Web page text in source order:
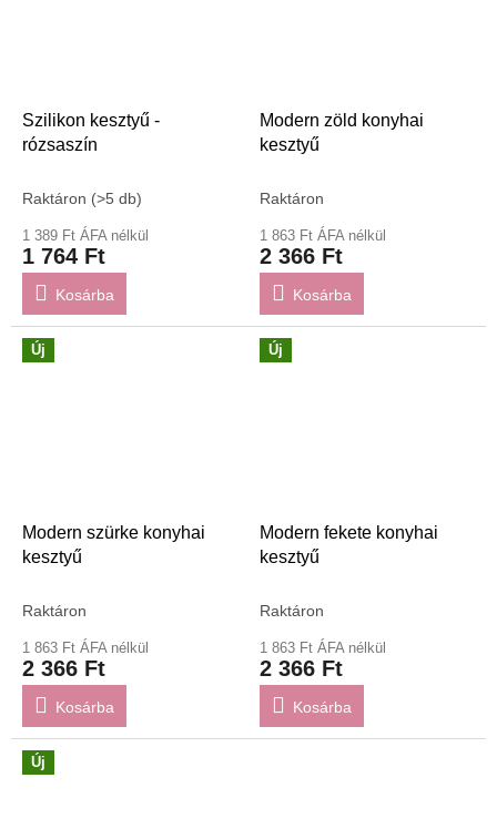
Szilikon kesztyű -
rózsaszín
Raktáron (>5 db)
1 389 Ft ÁFA nélkül
1 764 Ft
Kosárba
Modern zöld konyhai
kesztyű
Raktáron
1 863 Ft ÁFA nélkül
2 366 Ft
Kosárba
Új
Modern szürke konyhai
kesztyű
Raktáron
1 863 Ft ÁFA nélkül
2 366 Ft
Kosárba
Új
Modern fekete konyhai
kesztyű
Raktáron
1 863 Ft ÁFA nélkül
2 366 Ft
Kosárba
Új